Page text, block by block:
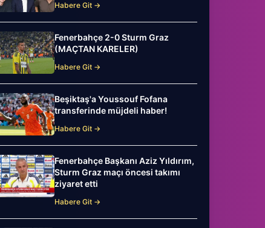
Habere Git →
Fenerbahçe 2-0 Sturm Graz
(MAÇTAN KARELER)
Habere Git →
Beşiktaş'a Youssouf Fofana
transferinde müjdeli haber!
Habere Git →
Fenerbahçe Başkanı Aziz Yıldırım,
Sturm Graz maçı öncesi takımı
ziyaret etti
Habere Git →